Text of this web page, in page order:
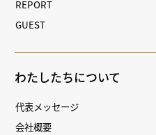
REPORT
GUEST
わたしたちについて
代表メッセージ
会社概要